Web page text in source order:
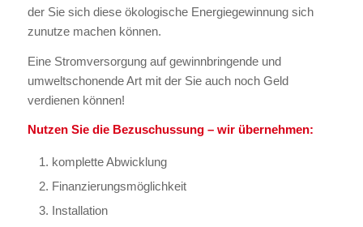
der Sie sich diese ökologische Energiegewinnung sich
zunutze machen können.
Eine Stromversorgung auf gewinnbringende und
umweltschonende Art mit der Sie auch noch Geld
verdienen können!
Nutzen Sie die Bezuschussung – wir übernehmen:
komplette Abwicklung
Finanzierungsmöglichkeit
Installation